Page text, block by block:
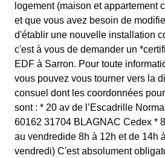
logement (maison et appartement
et que vous avez besoin de
d'établir une nouvelle installation
c'est à vous de demander un
EDF à Sarron. Pour toute
vous pouvez vous tourner vers la
consuel dont les coordonnées
sont : * 20 av de l’Escadrille
60162 31704 BLAGNAC Cedex *
au vendredide 8h à 12h et de 14h
vendredi) C'est absolument